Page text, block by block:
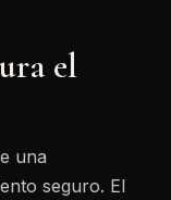
el
una
seguro. El